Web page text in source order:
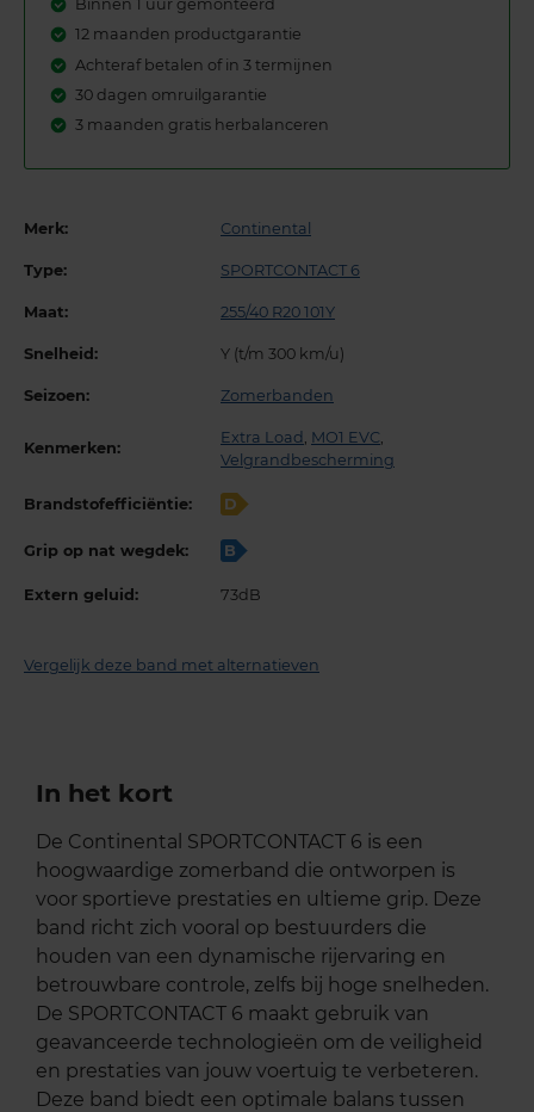
Binnen 1 uur gemonteerd
12 maanden productgarantie
Achteraf betalen of in 3 termijnen
30 dagen omruilgarantie
3 maanden gratis herbalanceren
Merk: Continental
Type: SPORTCONTACT 6
Maat: 255/40 R20 101Y
Snelheid: Y (t/m 300 km/u)
Seizoen: Zomerbanden
Kenmerken:
Extra Load MO1 EVC
Velgrandbescherming
Brandstofefficiëntie: D
Grip op nat wegdek: B
Extern geluid: 73dB
Vergelijk deze band met alternatieven
In het kort
De Continental SPORTCONTACT 6 is een
hoogwaardige zomerband die ontworpen is
voor sportieve prestaties en ultieme grip. Deze
band richt zich vooral op bestuurders die
houden van een dynamische rijervaring en
betrouwbare controle, zelfs bij hoge snelheden.
De SPORTCONTACT 6 maakt gebruik van
geavanceerde technologieën om de veiligheid
en prestaties van jouw voertuig te verbeteren.
Deze band biedt een optimale balans tussen